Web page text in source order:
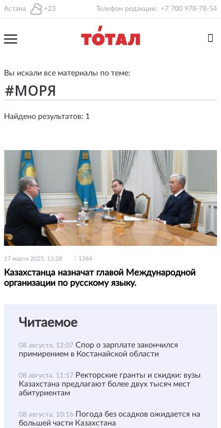
Астана +23 Телефон редакции: +7 700 978-78-54
Вы искали все материалы по теме:
Найдено результатов: 1
17 марта 2025, 13:28 1384
Казахстанца назначат главой Международной
организации по русскому языку.
Читаемое
08 августа, 12:07 Спор о зарплате закончился
примирением в Костанайской области
08 августа, 11:17 Ректорские гранты и скидки: вузы
Казахстана предлагают более двух тысяч мест
абитуриентам
08 августа, 10:16 Погода без осадков ожидается на
большей части Казахстана